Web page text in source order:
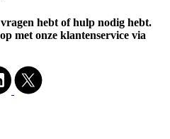
hebt of hulp nodig hebt.
met onze klantenservice via